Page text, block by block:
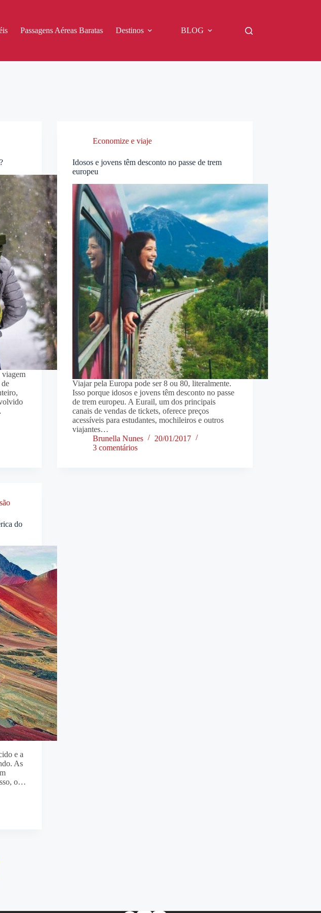
Passagens Aéreas Baratas Destinos BLOG
viagem
Economize e viaje
Idosos e jovens têm desconto no passe de trem
europeu
Viajar pela Europa pode ser 8 ou 80, literalmente.
Isso porque idosos e jovens têm desconto no passe
de trem europeu. A Eurail, um dos principais
canais de vendas de tickets, oferece preços
acessíveis para estudantes, mochileiros e outros
viajantes…
Brunella Nunes
20/01/2017
3 comentários
do
e a
As
o…